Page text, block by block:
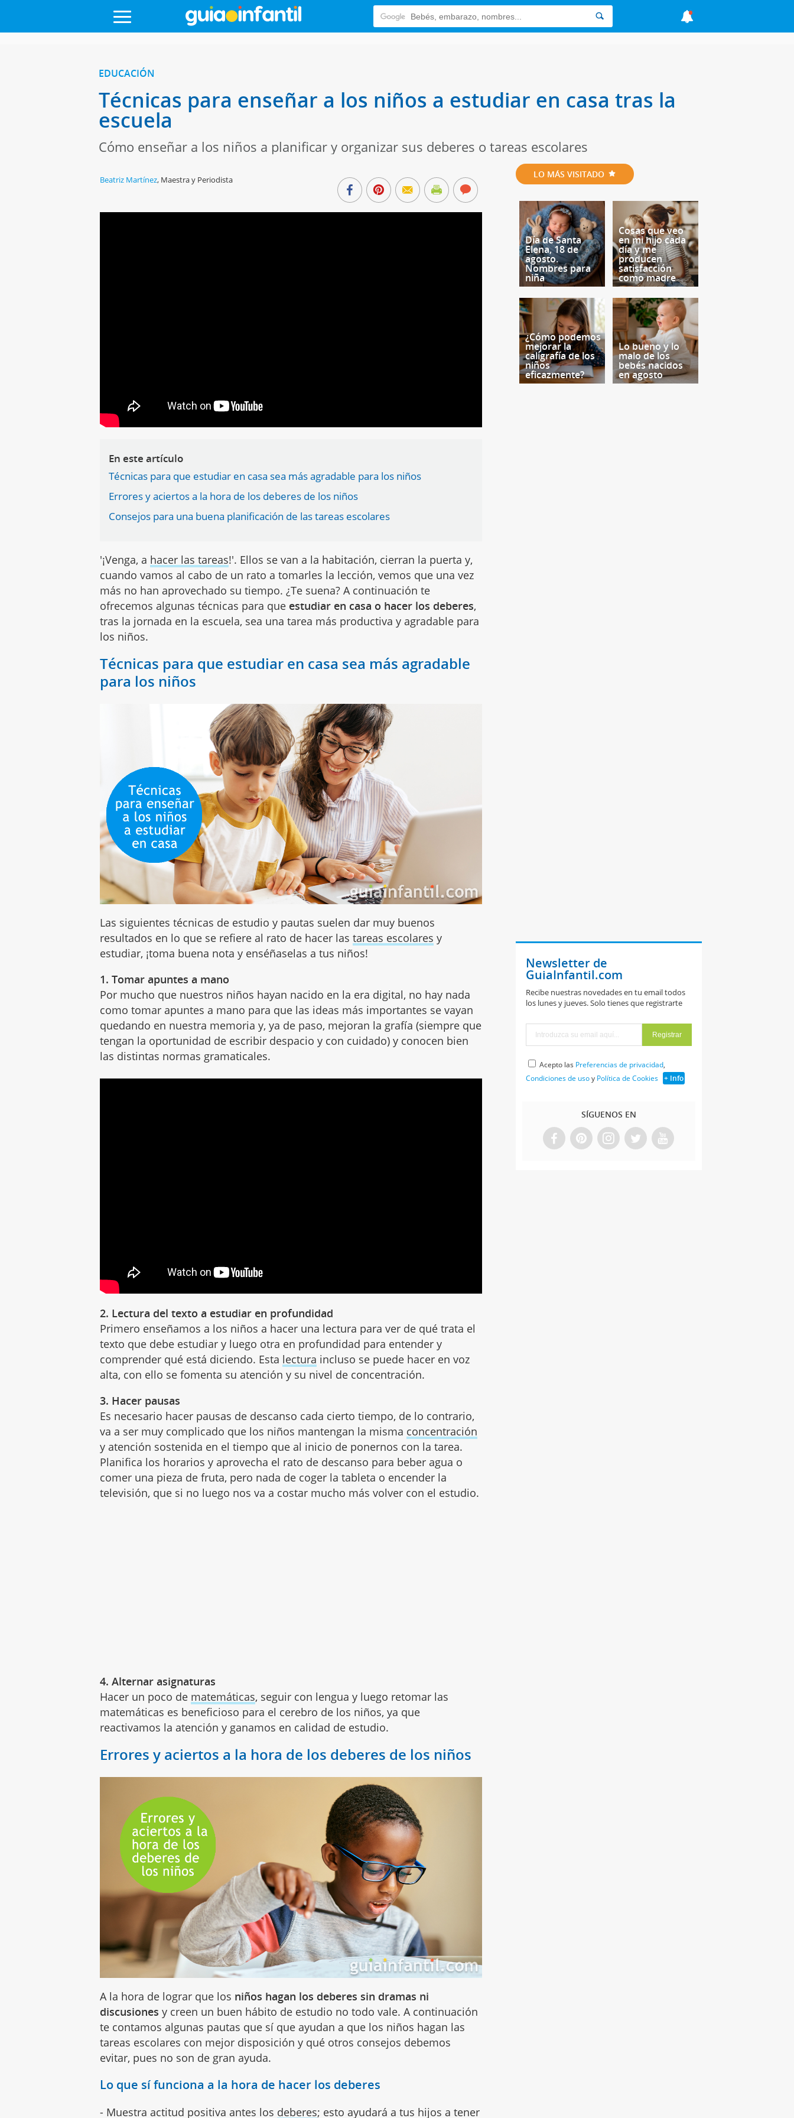
EDUCACIÓN
Técnicas para enseñar a los niños a estudiar en casa tras la
escuela
Cómo enseñar a los niños a planificar y organizar sus deberes o tareas escolares
Beatriz Martínez, Maestra y Periodista
En este artículo
Técnicas para que estudiar en casa sea más agradable para los niños
Errores y aciertos a la hora de los deberes de los niños
Consejos para una buena planificación de las tareas escolares
'¡Venga, a hacer las tareas!'. Ellos se van a la habitación, cierran la puerta y,
cuando vamos al cabo de un rato a tomarles la lección, vemos que una vez
más no han aprovechado su tiempo. ¿Te suena? A continuación te
ofrecemos algunas técnicas para que estudiar en casa o hacer los deberes,
tras la jornada en la escuela, sea una tarea más productiva y agradable para
los niños.
Técnicas para que estudiar en casa sea más agradable
para los niños
Las siguientes técnicas de estudio y pautas suelen dar muy buenos
resultados en lo que se refiere al rato de hacer lastareas escolares y
estudiar, ¡toma buena nota y enséñaselas a tus niños!
1. Tomar apuntes a mano
Por mucho que nuestros niños hayan nacido en la era digital, no hay nada
como tomar apuntes a mano para que las ideas más importantes se vayan
quedando en nuestra memoria y, ya de paso, mejoran la grafía (siempre que
tengan la oportunidad de escribir despacio y con cuidado) y conocen bien
las distintas normas gramaticales.
2. Lectura del texto a estudiar en profundidad
Primero enseñamos a los niños a hacer una lectura para ver de qué trata el
texto que debe estudiar y luego otra en profundidad para entender y
comprender qué está diciendo. Esta lectura incluso se puede hacer en voz
alta, con ello se fomenta su atención y su nivel de concentración.
3. Hacer pausas
Es necesario hacer pausas de descanso cada cierto tiempo, de lo contrario,
va a ser muy complicado que los niños mantengan la misma concentración
y atención sostenida en el tiempo que al inicio de ponernos con la tarea.
Planifica los horarios y aprovecha el rato de descanso para beber agua o
comer una pieza de fruta, pero nada de coger la tableta o encender la
televisión, que si no luego nos va a costar mucho más volver con el estudio.
4. Alternar asignaturas
Hacer un poco de matemáticas, seguir con lengua y luego retomar las
matemáticas es beneficioso para el cerebro de los niños, ya que
reactivamos la atención y ganamos en calidad de estudio.
Errores y aciertos a la hora de los deberes de los niños
A la hora de lograr que los niños hagan los deberes sin dramas ni
discusiones y creen un buen hábito de estudio no todo vale. A continuación
te contamos algunas pautas que sí que ayudan a que los niños hagan las
tareas escolares con mejor disposición y qué otros consejos debemos
evitar, pues no son de gran ayuda.
Lo que sí funciona a la hora de hacer los deberes
- Muestra actitud positiva antes los deberes; esto ayudará a tus hijos a tener
LO MÁS VISITADO
Día de Santa
Elena, 18 de
agosto.
Nombres para
niña
Cosas que veo
en mi hijo cada
día y me
producen
satisfacción
como madre
¿Cómo podemos
mejorar la
caligrafía de los
niños
eficazmente?
Lo bueno y lo
malo de los
bebés nacidos
en agosto
Newsletter de
GuiaInfantil.com
Recibe nuestras novedades en tu email todos
los lunes y jueves. Solo tienes que registrarte
Acepto las Preferencias de privacidad,
Condiciones de usoy Política de Cookies + Info
SÍGUENOS EN